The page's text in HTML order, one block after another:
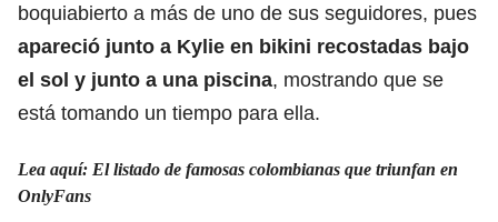
boquiabierto a más de uno de sus seguidores, pues
apareció junto a Kylie en bikini recostadas bajo
el sol y junto a una piscina, mostrando que se
está tomando un tiempo para ella.
Lea aquí: El listado de famosas colombianas que triunfan en
OnlyFans